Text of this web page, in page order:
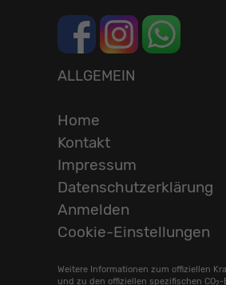
ALLGEMEIN
Home
Kontakt
Impressum
Datenschutzerklärung
Anmelden
Cookie-Einstellungen
Weitere Informationen zum offiziellen
und zu den offiziellen spezifischen CO2 -